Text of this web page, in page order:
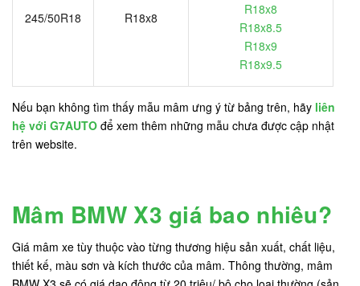
245/50R18 R18x8
R18x8
R18x8.5
R18x9
R18x9.5
Nếu bạn không tìm thấy mẫu mâm ưng ý từ bảng trên, hãy liên
hệ với G7AUTO để xem thêm những mẫu chưa được cập nhật
trên website.
Mâm BMW X3 giá bao nhiêu?
Giá mâm xe tùy thuộc vào từng thương hiệu sản xuất, chất liệu,
thiết kế, màu sơn và kích thước của mâm. Thông thường, mâm